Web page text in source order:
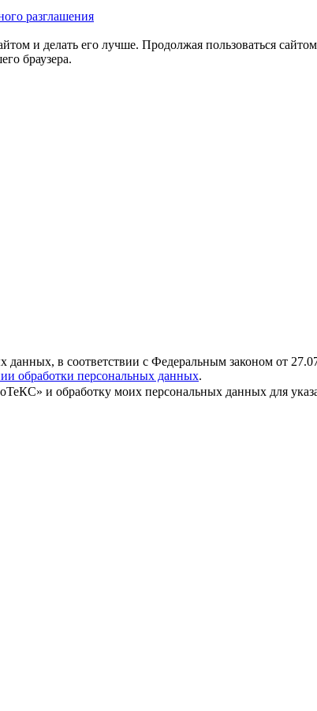
разглашения
и делать его лучше. Продолжая пользоваться
браузера.
данных, в соответствии с Федеральным законом от
обработки персональных данных.
и обработку моих персональных данных для